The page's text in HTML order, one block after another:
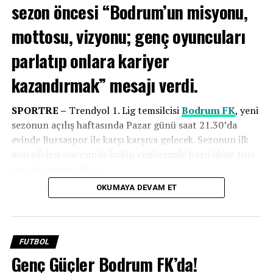
BIR SONRAKI
Ortakent Yahşi SK, Bir Üst Lige Çıkmayı Garantiledi…
Burhan Eşer: Devre arasında transfer arayışlarımız
olacak!
sezon öncesi “Bodrum’un misyonu,
mottosu, vizyonu; genç oyuncuları
parlatıp onlara kariyer
kazandırmak” mesajı verdi.
SPORTRE – Trendyol 1. Lig temsilcisiBodrum FK, yeni
sezonun açılış haftasında Pazar günü saat 21.30’da
evinde Bursaspor ile karşı karşıya gelecek. Sezonun ilk
Yeni sezon öncesi değerlendirmelerde bulunanBodrum
ara vermeden devam eden yeşil-beyazlı ekip, Teknik
Bursaspor karşılaşmasının hazırlıklarını aralıksız
OKUMAYA DEVAM ET
FUTBOL
Genç Güçler Bodrum FK’da!